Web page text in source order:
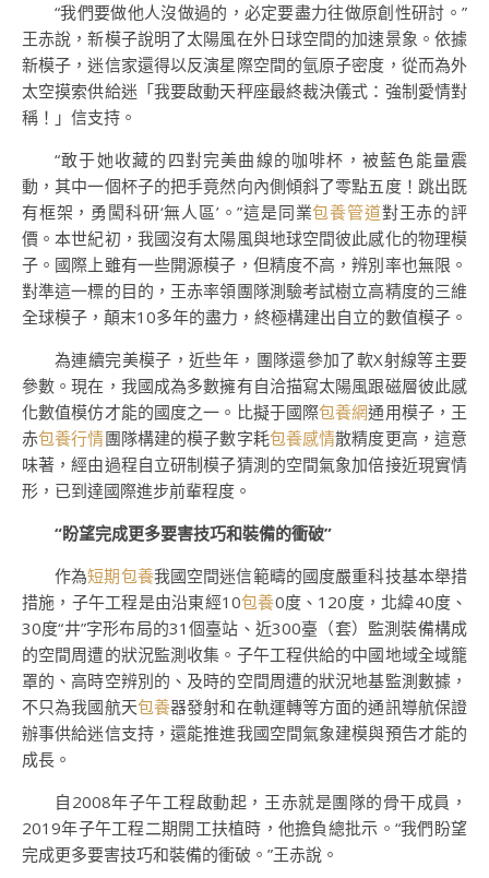
“我們要做他人沒做過的，必定要盡力往做原創性研討。”
王赤說，新模子說明了太陽風在外日球空間的加速景象。依據
新模子，迷信家還得以反演星際空間的氫原子密度，從而為外
太空摸索供給迷「我要啟動天秤座最終裁決儀式：強制愛情對
稱！」信支持。
“敢于她收藏的四對完美曲線的咖啡杯，被藍色能量震
動，其中一個杯子的把手竟然向內側傾斜了零點五度！跳出既
有框架，勇闖科研‘無人區’。”這是同業包養管道對王赤的評
價。本世紀初，我國沒有太陽風與地球空間彼此感化的物理模
子。國際上雖有一些開源模子，但精度不高，辨別率也無限。
對準這一標的目的，王赤率領團隊測驗考試樹立高精度的三維
全球模子，顛末10多年的盡力，終極構建出自立的數值模子。
為連續完美模子，近些年，團隊還參加了軟X射線等主要
參數。現在，我國成為多數擁有自洽描寫太陽風跟磁層彼此感
化數值模仿才能的國度之一。比擬于國際包養網通用模子，王
赤包養行情團隊構建的模子數字耗包養感情散精度更高，這意
味著，經由過程自立研制模子猜測的空間氣象加倍接近現實情
形，已到達國際進步前輩程度。
“盼望完成更多要害技巧和裝備的衝破”
作為短期包養我國空間迷信範疇的國度嚴重科技基本舉措
措施，子午工程是由沿東經10包養0度、120度，北緯40度、
30度“井”字形布局的31個臺站、近300臺（套）監測裝備構成
的空間周遭的狀況監測收集。子午工程供給的中國地域全域籠
罩的、高時空辨別的、及時的空間周遭的狀況地基監測數據，
不只為我國航天包養器發射和在軌運轉等方面的通訊導航保證
辦事供給迷信支持，還能推進我國空間氣象建模與預告才能的
成長。
自2008年子午工程啟動起，王赤就是團隊的骨干成員，
2019年子午工程二期開工扶植時，他擔負總批示。“我們盼望
完成更多要害技巧和裝備的衝破。”王赤說。